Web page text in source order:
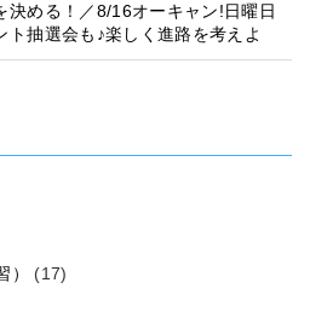
決める！／8/16オーキャン!日曜日
ト抽選会も♪楽しく進路を考えよ
(17)